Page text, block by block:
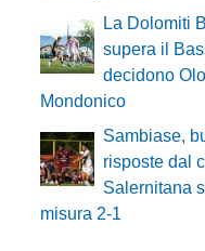
La Dolomiti
supera il
decidono
Mondonico
Sambiase,
risposte dal
Salernitana
misura 2-1